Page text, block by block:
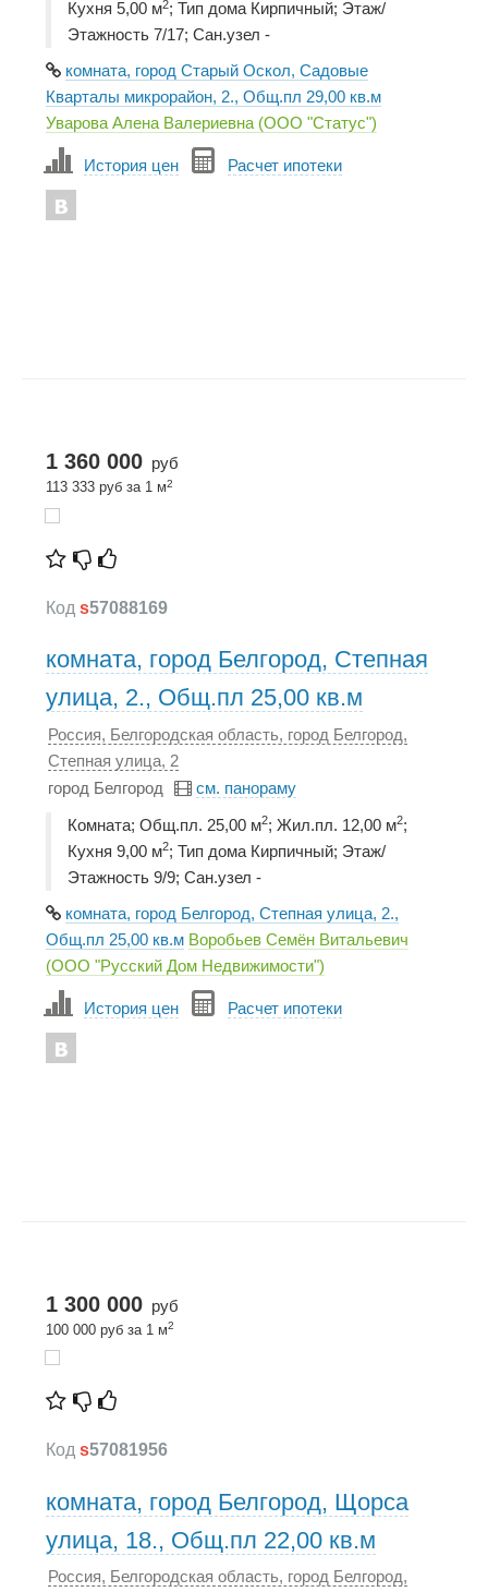
Кухня 5,00 м2; Тип дома Кирпичный; Этаж/
Этажность 7/17; Сан.узел -
комната, город Старый Оскол, Садовые
Кварталы микрорайон, 2., Общ.пл 29,00 кв.м
Уварова Алена Валериевна (ООО "Статус")
История цен Расчет ипотеки
1 360 000 руб
113 333 руб за 1 м2
Код s57088169
комната, город Белгород, Степная
улица, 2., Общ.пл 25,00 кв.м
Россия, Белгородская область, город Белгород,
Степная улица, 2
город Белгород
см. панораму
Комната; Общ.пл. 25,00 м2; Жил.пл. 12,00 м2;
Кухня 9,00 м2; Тип дома Кирпичный; Этаж/
Этажность 9/9; Сан.узел -
комната, город Белгород, Степная улица, 2.,
Общ.пл 25,00 кв.м Воробьев Семён Витальевич
(ООО "Русский Дом Недвижимости")
История цен Расчет ипотеки
1 300 000 руб
100 000 руб за 1 м2
Код s57081956
комната, город Белгород, Щорса
улица, 18., Общ.пл 22,00 кв.м
Россия, Белгородская область, город Белгород,